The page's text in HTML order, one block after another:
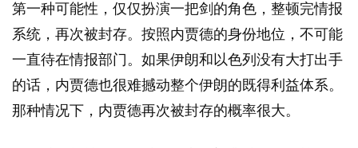
第一种可能性，仅仅扮演一把剑的角色，整顿完情报
系统，再次被封存。按照内贾德的身份地位，不可能
一直待在情报部门。如果伊朗和以色列没有大打出手
的话，内贾德也很难撼动整个伊朗的既得利益体系。
那种情况下，内贾德再次被封存的概率很大。